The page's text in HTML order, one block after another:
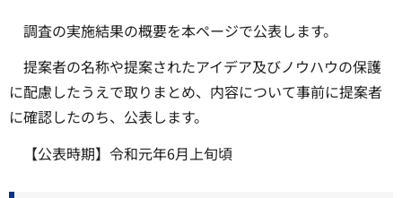
調査の実施結果の概要を本ページで公表します。
提案者の名称や提案されたアイデア及びノウハウの保護
に配慮したうえで取りまとめ、内容について事前に提案者
に確認したのち、公表します。
【公表時期】令和元年6月上旬頃